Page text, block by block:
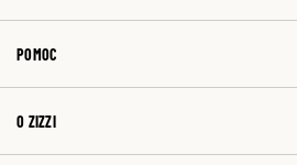
POMOC
O ZIZZI